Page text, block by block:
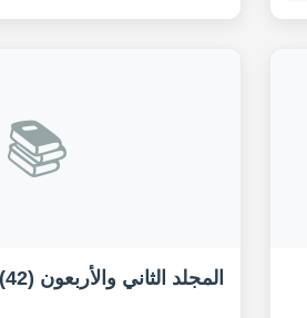
📚
المجلد الثاني والأربعون (42) العدد (2)